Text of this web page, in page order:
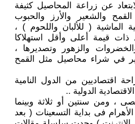
عن زراعة المحاصيل كثيفة
والشعير والأرز والحبوب
الماشية ( للألبان واللحوم ) ،
قيمة أعلى وأقل استهلاكا
والزهور وتصديرها ،
في شراء محاصيل مثل القمح
اقتصاديين من الدول النامية
الدولية ..
، ومن سنتين أو ثلاثة وبينما
فى بداية التسعينات ( بعد